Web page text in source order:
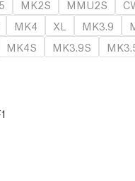
MK2S MMU2S
MK4 XL MK3.9
MK4S MK3.9S